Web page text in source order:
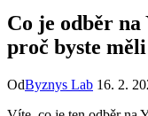
Co je odběr na
proč byste
OdByznys Lab 16. 2.